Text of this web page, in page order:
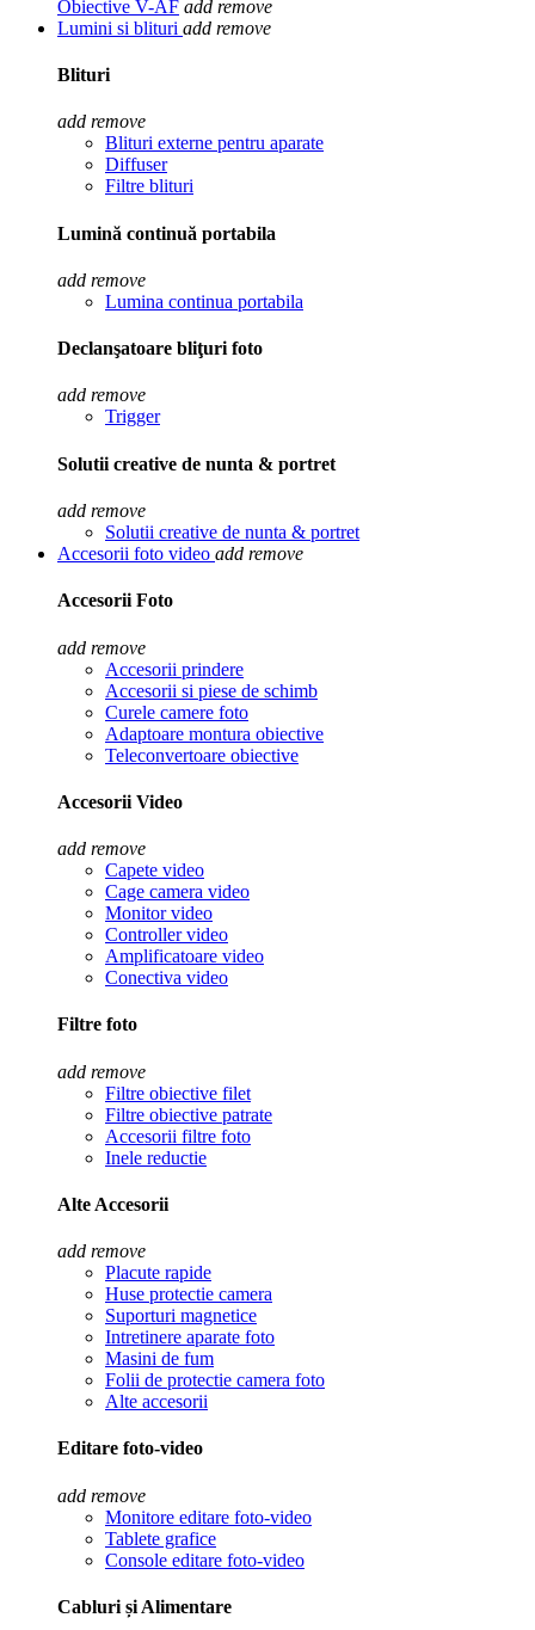
Obiective V-AF add remove
Lumini si blituri add remove
Blituri
add remove
Blituri externe pentru aparate
Diffuser
Filtre blituri
Lumină continuă portabila
add remove
Lumina continua portabila
Declanşatoare bliţuri foto
add remove
Trigger
Solutii creative de nunta & portret
add remove
Solutii creative de nunta & portret
Accesorii foto video add remove
Accesorii Foto
add remove
Accesorii prindere
Accesorii si piese de schimb
Curele camere foto
Adaptoare montura obiective
Teleconvertoare obiective
Accesorii Video
add remove
Capete video
Cage camera video
Monitor video
Controller video
Amplificatoare video
Conectiva video
Filtre foto
add remove
Filtre obiective filet
Filtre obiective patrate
Accesorii filtre foto
Inele reductie
Alte Accesorii
add remove
Placute rapide
Huse protectie camera
Suporturi magnetice
Intretinere aparate foto
Masini de fum
Folii de protectie camera foto
Alte accesorii
Editare foto-video
add remove
Monitore editare foto-video
Tablete grafice
Console editare foto-video
Cabluri și Alimentare